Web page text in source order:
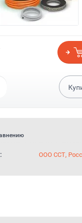
ООО ССТ,